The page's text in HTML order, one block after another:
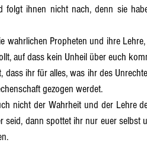
folgt ihnen nicht nach, denn sie
auf dass kein Unheil über euch
gezogen werdet.
seid, dann spottet ihr nur euer selbst